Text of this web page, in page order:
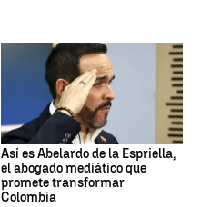
Así es Abelardo de la Espriella,
el abogado mediático que
promete transformar
Colombia